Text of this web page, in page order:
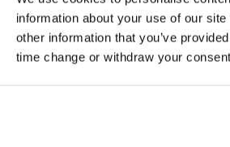
information about your use of our
other information that you’ve
time change or withdraw your
Page